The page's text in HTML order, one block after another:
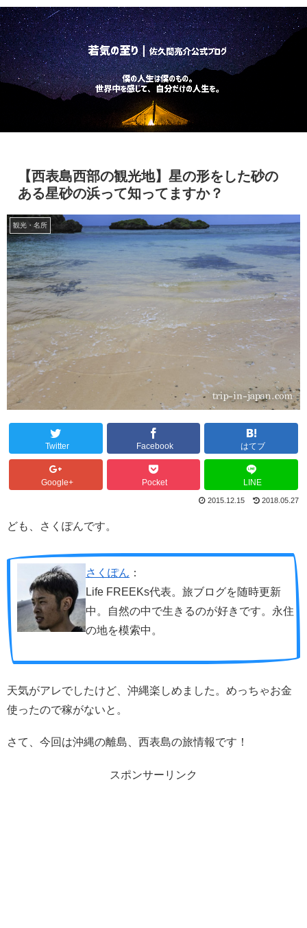
【西表島西部の観光地】星の形をした砂の
ある星砂の浜って知ってますか？
観光・名所
Twitter Facebook はてブ
Google+ Pocket LINE
2015.12.15 2018.05.27
ども、さくぽんです。
さくぽん ：
Life FREEKs代表。旅ブログを随時更新
中。自然の中で生きるのが好きです。永住
の地を模索中。
天気がアレでしたけど、沖縄楽しめました。めっちゃお金
使ったので稼がないと。
さて、今回は沖縄の離島、西表島の旅情報です！
スポンサーリンク